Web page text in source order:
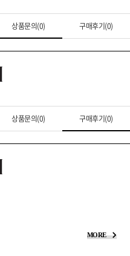
상품문의(0) 구매후기(0)
상품문의(0) 구매후기(0)
MORE